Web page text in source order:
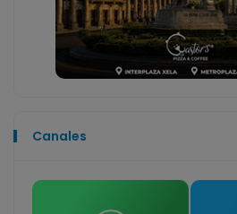
Canales